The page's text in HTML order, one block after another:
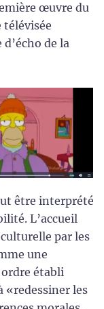
œuvre du
télévisée
d’écho de la
être interprété
L’accueil
par les
une
établi
«redessiner les